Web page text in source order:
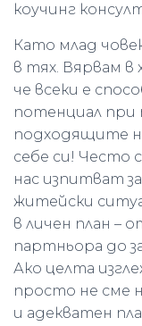
коучинг
Като млад
в тях. Вярвам
че всеки е
потенциал при
подходящите
себе си! Често
нас изпитват
житейски
в личен план –
партньора до
Ако целта
просто не сме
и адекватен